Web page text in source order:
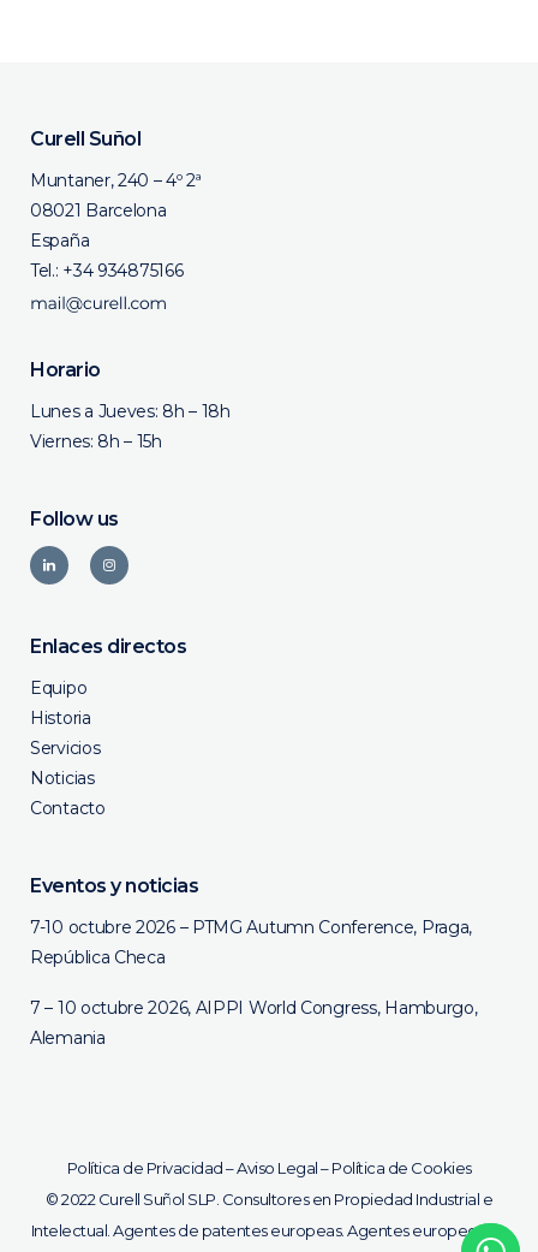
Curell Suñol
Muntaner, 240 – 4º 2ª
08021 Barcelona
España
Tel.: +34 934875166
Horario
Lunes a Jueves: 8h – 18h
Viernes: 8h – 15h
Follow us
Enlaces directos
Equipo
Historia
Servicios
Noticias
Contacto
Eventos y noticias
7-10 octubre 2026 – PTMG Autumn Conference, Praga,
República Checa
7 – 10 octubre 2026, AIPPI World Congress, Hamburgo,
Alemania
Política de Privacidad–Aviso Legal–Política de Cookies
©2022 Curell Suñol SLP. Consultores en Propiedad Industrial e
Intelectual. Agentes de patentes europeas. Agentes europeos de